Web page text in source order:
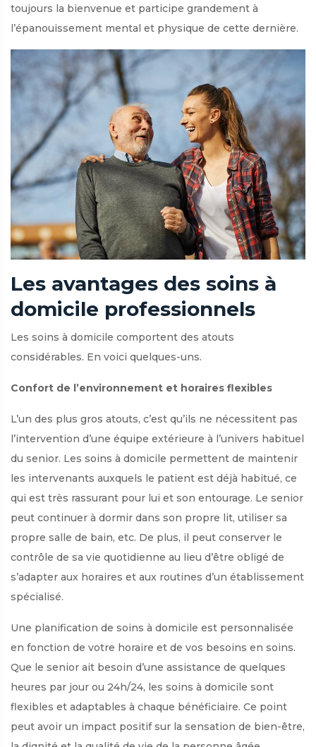
toujours la bienvenue et participe grandement à
l’épanouissement mental et physique de cette dernière.
Les avantages des soins à
domicile professionnels
Les soins à domicile comportent des atouts
considérables. En voici quelques-uns.
Confort de l’environnement et horaires flexibles
L’un des plus gros atouts, c’est qu’ils ne nécessitent pas
l’intervention d’une équipe extérieure à l’univers habituel
du senior. Les soins à domicile permettent de maintenir
les intervenants auxquels le patient est déjà habitué, ce
qui est très rassurant pour lui et son entourage. Le senior
peut continuer à dormir dans son propre lit, utiliser sa
propre salle de bain, etc. De plus, il peut conserver le
contrôle de sa vie quotidienne au lieu d’être obligé de
s’adapter aux horaires et aux routines d’un établissement
spécialisé.
Une planification de soins à domicile est personnalisée
en fonction de votre horaire et de vos besoins en soins.
Que le senior ait besoin d’une assistance de quelques
heures par jour ou 24h/24, les soins à domicile sont
flexibles et adaptables à chaque bénéficiaire. Ce point
peut avoir un impact positif sur la sensation de bien-être,